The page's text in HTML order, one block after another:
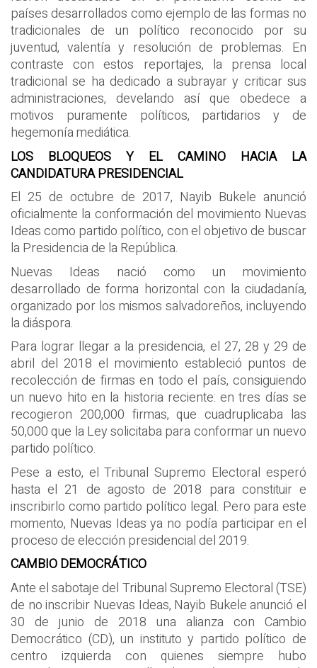
países desarrollados como ejemplo de las formas no
tradicionales de un político reconocido por su
juventud, valentía y resolución de problemas. En
contraste con estos reportajes, la prensa local
tradicional se ha dedicado a subrayar y criticar sus
administraciones, develando así que obedece a
motivos puramente políticos, partidarios y de
hegemonía mediática.
LOS BLOQUEOS Y EL CAMINO HACIA LA
CANDIDATURA PRESIDENCIAL
El 25 de octubre de 2017, Nayib Bukele anunció
oficialmente la conformación del movimiento Nuevas
Ideas como partido político, con el objetivo de buscar
la Presidencia de la República.
Nuevas Ideas nació como un movimiento
desarrollado de forma horizontal con la ciudadanía,
organizado por los mismos salvadoreños, incluyendo
la diáspora.
Para lograr llegar a la presidencia, el 27, 28 y 29 de
abril del 2018 el movimiento estableció puntos de
recolección de firmas en todo el país, consiguiendo
un nuevo hito en la historia reciente: en tres días se
recogieron 200,000 firmas, que cuadruplicaba las
50,000 que la Ley solicitaba para conformar un nuevo
partido político.
Pese a esto, el Tribunal Supremo Electoral esperó
hasta el 21 de agosto de 2018 para constituir e
inscribirlo como partido político legal. Pero para este
momento, Nuevas Ideas ya no podía participar en el
proceso de elección presidencial del 2019.
CAMBIO DEMOCRÁTICO
Ante el sabotaje del Tribunal Supremo Electoral (TSE)
de no inscribir Nuevas Ideas, Nayib Bukele anunció el
30 de junio de 2018 una alianza con Cambio
Democrático (CD), un instituto y partido político de
centro izquierda con quienes siempre hubo